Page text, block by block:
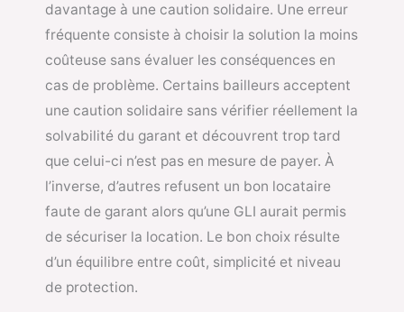
davantage à une caution solidaire. Une erreur
fréquente consiste à choisir la solution la moins
coûteuse sans évaluer les conséquences en
cas de problème. Certains bailleurs acceptent
une caution solidaire sans vérifier réellement la
solvabilité du garant et découvrent trop tard
que celui-ci n’est pas en mesure de payer. À
l’inverse, d’autres refusent un bon locataire
faute de garant alors qu’une GLI aurait permis
de sécuriser la location. Le bon choix résulte
d’un équilibre entre coût, simplicité et niveau
de protection.